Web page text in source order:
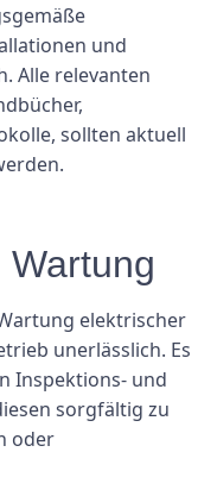
und
Alle relevanten
sollten aktuell
elektrischer
unerlässlich. Es
Inspektions- und
sorgfältig zu
oder